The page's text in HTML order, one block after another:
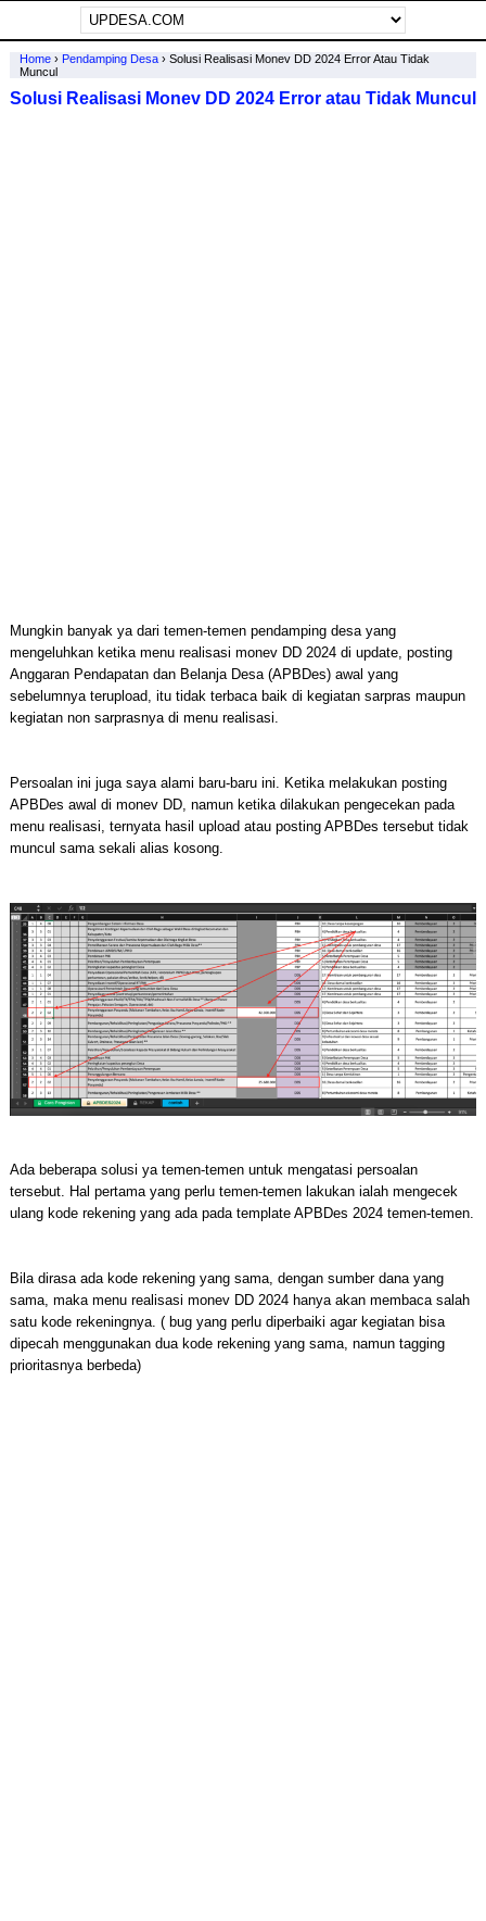
Home› Pendamping Desa› Solusi Realisasi Monev DD 2024 Error Atau Tidak
Muncul
Solusi Realisasi Monev DD 2024 Error atau Tidak Muncul
Mungkin banyak ya dari temen-temen pendamping desa yang
mengeluhkan ketika menu realisasi monev DD 2024 di update, posting
Anggaran Pendapatan dan Belanja Desa (APBDes) awal yang
sebelumnya terupload, itu tidak terbaca baik di kegiatan sarpras maupun
kegiatan non sarprasnya di menu realisasi.
Persoalan ini juga saya alami baru-baru ini. Ketika melakukan posting
APBDes awal di monev DD, namun ketika dilakukan pengecekan pada
menu realisasi, ternyata hasil upload atau posting APBDes tersebut tidak
muncul sama sekali alias kosong.
Ada beberapa solusi ya temen-temen untuk mengatasi persoalan
tersebut. Hal pertama yang perlu temen-temen lakukan ialah mengecek
ulang kode rekening yang ada pada template APBDes 2024 temen-temen.
Bila dirasa ada kode rekening yang sama, dengan sumber dana yang
sama, maka menu realisasi monev DD 2024 hanya akan membaca salah
satu kode rekeningnya. ( bug yang perlu diperbaiki agar kegiatan bisa
dipecah menggunakan dua kode rekening yang sama, namun tagging
prioritasnya berbeda)